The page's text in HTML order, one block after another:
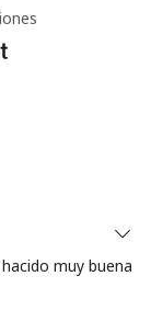
muy buena